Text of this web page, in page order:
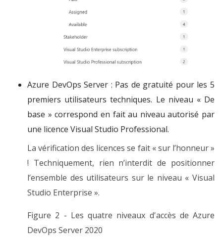
Azure DevOps Server : Pas de gratuité pour les 5
premiers utilisateurs techniques. Le niveau « De
base » correspond en fait au niveau autorisé par
une licence Visual Studio Professional.
La vérification des licences se fait « sur l’honneur »
! Techniquement, rien n’interdit de positionner
l’ensemble des utilisateurs sur le niveau « Visual
Studio Enterprise ».
Figure 2 - Les quatre niveaux d'accès de Azure
DevOps Server 2020